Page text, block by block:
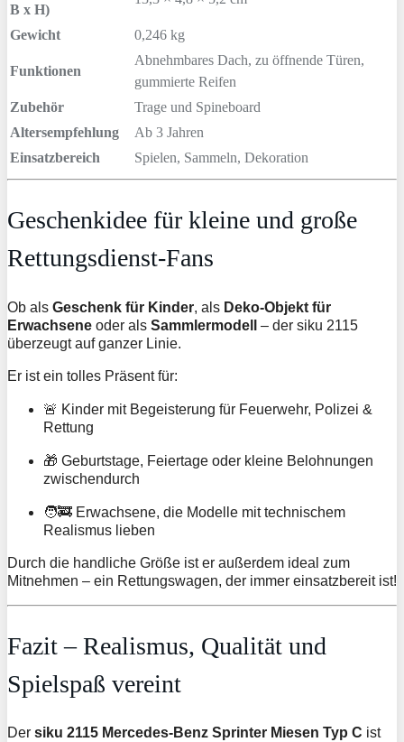
B x H)
Gewicht 0,246 kg
Funktionen
Abnehmbares Dach, zu öffnende Türen,
gummierte Reifen
Zubehör
Trage und Spineboard
Altersempfehlung
Ab 3 Jahren
Einsatzbereich
Spielen, Sammeln, Dekoration
Geschenkidee für kleine und große
Rettungsdienst-Fans
Ob als Geschenk für Kinder, als Deko-Objekt für
Erwachsene oder als Sammlermodell
– der siku 2115
überzeugt auf ganzer Linie.
Er ist ein tolles Präsent für:
🚨 Kinder mit Begeisterung für Feuerwehr, Polizei &
Rettung
🎁 Geburtstage, Feiertage oder kleine Belohnungen
zwischendurch
🧑‍🚒 Erwachsene, die Modelle mit technischem
Realismus lieben
Durch die handliche Größe ist er außerdem ideal zum
Mitnehmen – ein Rettungswagen, der immer einsatzbereit ist!
Fazit – Realismus, Qualität und
Spielspaß vereint
Der siku 2115 Mercedes-Benz Sprinter Miesen Typ C ist